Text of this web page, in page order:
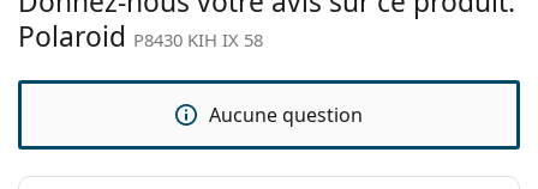
Sexe:
Pour femmes
Catégorie:
Lunettes de soleil
Polaroid
Polaroid P8430 KIH IX 58
Aucune question